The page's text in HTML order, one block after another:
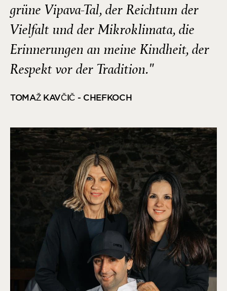
grüne Vipava-Tal, der Reichtum der
Vielfalt und der Mikroklimata, die
Erinnerungen an meine Kindheit, der
Respekt vor der Tradition."
TOMAŽ KAVČIČ - CHEFKOCH